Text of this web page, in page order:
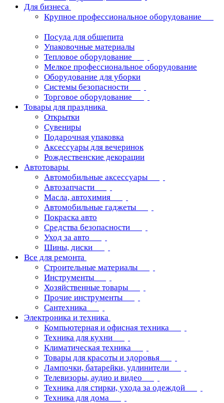
Для бизнеса
Крупное профессиональное оборудование
Посуда для общепита
Упаковочные материалы
Тепловое оборудование
Мелкое профессиональное оборудование
Оборудование для уборки
Системы безопасности
Торговое оборудование
Товары для праздника
Открытки
Сувениры
Подарочная упаковка
Аксессуары для вечеринок
Рождественские декорации
Автотовары
Автомобильные аксессуары
Автозапчасти
Масла, автохимия
Автомобильные гаджеты
Покраска авто
Средства безопасности
Уход за авто
Шины, диски
Все для ремонта
Строительные материалы
Инструменты
Хозяйственные товары
Прочие инструменты
Сантехника
Электроника и техника
Компьютерная и офисная техника
Техника для кухни
Климатическая техника
Товары для красоты и здоровья
Лампочки, батарейки, удлинители
Телевизоры, аудио и видео
Техника для стирки, ухода за одеждой
Техника для дома